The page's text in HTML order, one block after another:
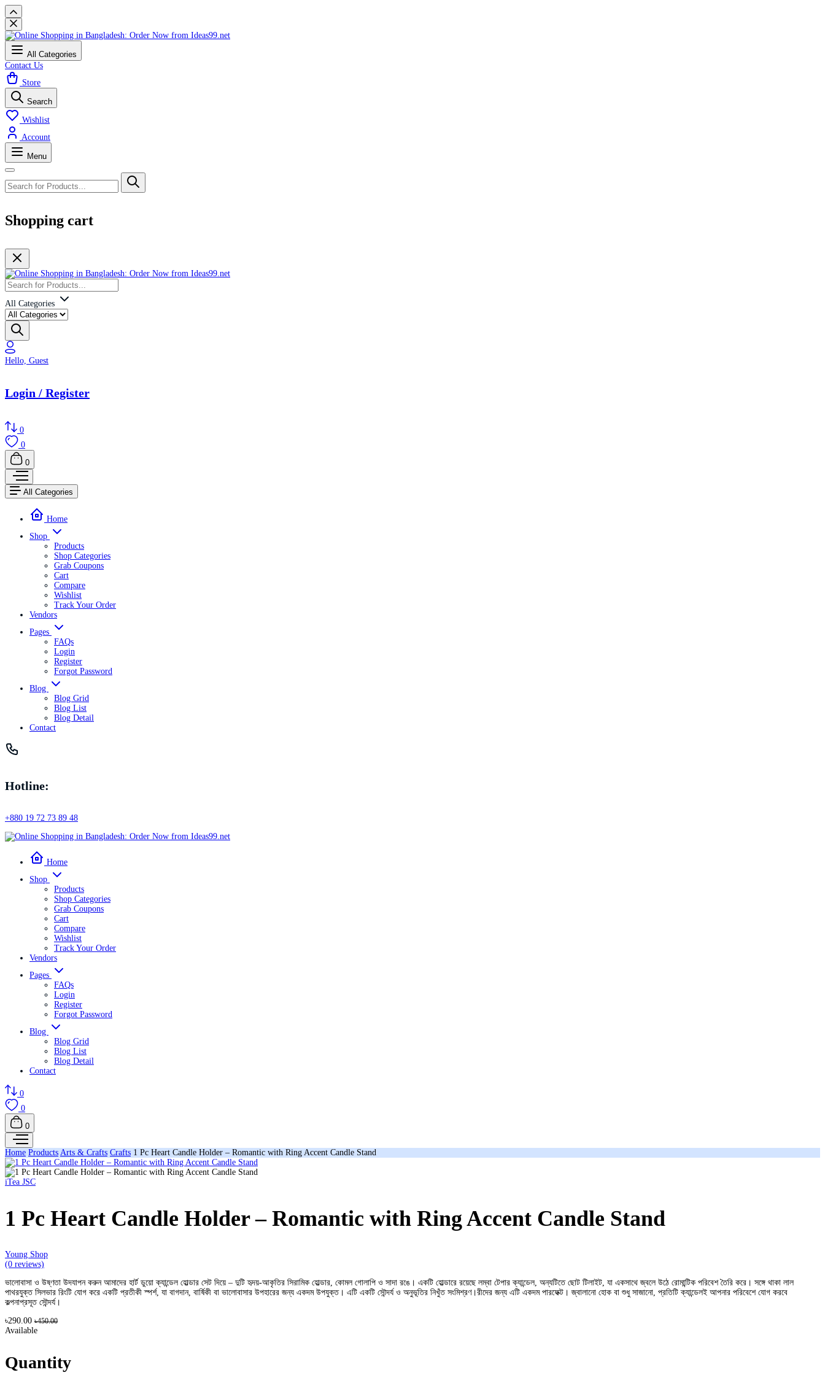
All Categories
Contact Us
Store
Search
Wishlist
Account
Menu
Shopping cart
All Categories
Hello, Guest
Login / Register
0
0
0
All Categories
Home
Shop
Products
Shop Categories
Grab Coupons
Cart
Compare
Wishlist
Track Your Order
Vendors
Pages
FAQs
Login
Register
Forgot Password
Blog
Blog Grid
Blog List
Blog Detail
Contact
Hotline:
+880 19 72 73 89 48
Home
Shop
Products
Shop Categories
Grab Coupons
Cart
Compare
Wishlist
Track Your Order
Vendors
Pages
FAQs
Login
Register
Forgot Password
Blog
Blog Grid
Blog List
Blog Detail
Contact
0
0
0
Home Products Arts & Crafts Crafts 1 Pc Heart Candle Holder – Romantic with Ring Accent Candle Stand
iTea JSC
1 Pc Heart Candle Holder – Romantic with Ring Accent Candle Stand
Young Shop
(0 reviews)
ভালোবাসা ও উষ্ণতা উদযাপন করুন আমাদের হার্ট ডুয়ো ক্যান্ডেল হোল্ডার সেট দিয়ে – দুটি হৃদয়-আকৃতির সিরামিক হোল্ডার, কোমল গোলাপি ও সাদা রঙে। একটি হোল্ডারে রয়েছে লম্বা টেপার ক্যান্ডেল, অন্যটিতে ছোট টিলাইট, যা একসাথে জ্বলে উঠে রোমান্টিক পরিবেশ তৈরি করে। সঙ্গে থাকা লাল
পাথরযুক্ত সিলভার রিংটি যোগ করে একটি প্রতীকী স্পর্শ, যা বাগদান, বার্ষিকী বা ভালোবাসার উপহারের জন্য একদম উপযুক্ত। এটি একটি সৌন্দর্য ও অনুভূতির নিখুঁত সংমিশ্রণ।রীদের জন্য এটি একদম পারফেক্ট। জ্বালানো হোক বা শুধু সাজানো, প্রতিটি ক্যান্ডেলই আপনার পরিবেশে যোগ করবে
কল্পনাপ্রসূত সৌন্দর্য।
৳290.00 ৳450.00
Available
Quantity